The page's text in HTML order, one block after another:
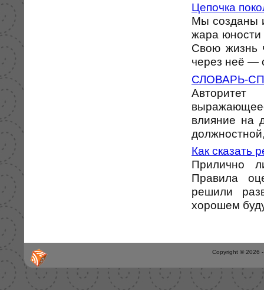
Цепочка
Мы созданы
жара
Свою жизнь
через неё —
СЛОВАРЬ-
влияние на
Как сказать
Прилично
Правила
решили
хорошем
Copyright © 2026